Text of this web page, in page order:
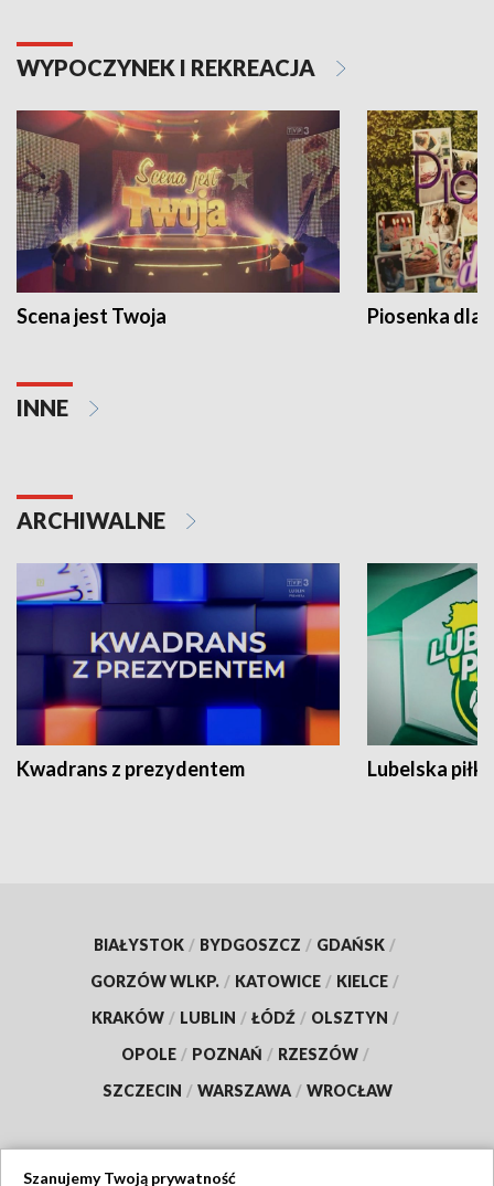
WYPOCZYNEK I REKREACJA
Scena jest Twoja Piosenka dla
INNE
ARCHIWALNE
Kwadrans z prezydentem Lubelska piłka
BIAŁYSTOK / BYDGOSZCZ / GDAŃSK /
GORZÓW WLKP. / KATOWICE / KIELCE /
KRAKÓW / LUBLIN / ŁÓDŹ / OLSZTYN /
OPOLE / POZNAŃ / RZESZÓW /
SZCZECIN / WARSZAWA / WROCŁAW
Szanujemy Twoją prywatność